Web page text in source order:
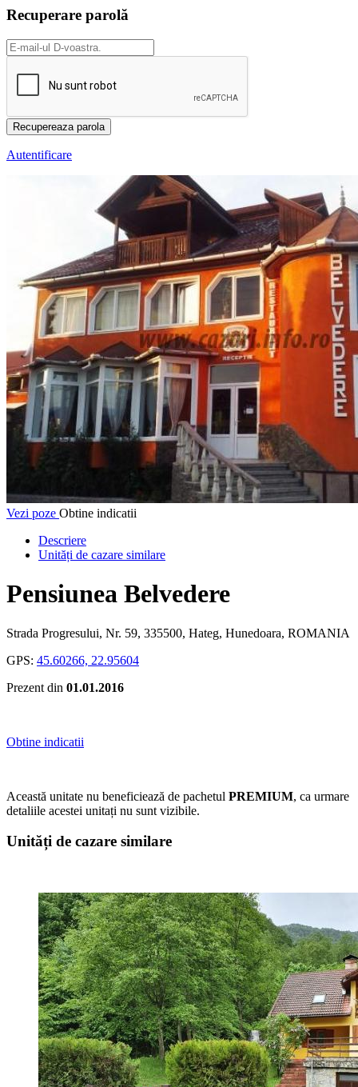
Recuperare parolă
Autentificare
Vezi poze Obtine indicatii
Descriere
Unități de cazare similare
Pensiunea Belvedere
Strada Progresului, Nr. 59, 335500, Hateg, Hunedoara, ROMANIA
GPS: 45.60266, 22.95604
Prezent din 01.01.2016
Obtine indicatii
Această unitate nu beneficiează de pachetul PREMIUM, ca urmare
detaliile acestei unitați nu sunt vizibile.
Unități de cazare similare